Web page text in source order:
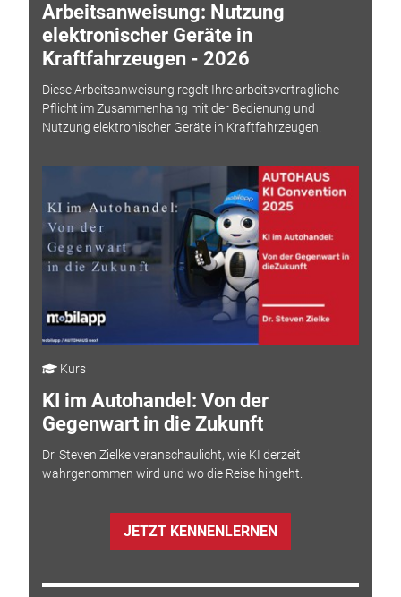
Arbeitsanweisung: Nutzung
elektronischer Geräte in
Kraftfahrzeugen - 2026
Diese Arbeitsanweisung regelt Ihre arbeitsvertragliche
Pflicht im Zusammenhang mit der Bedienung und
Nutzung elektronischer Geräte in Kraftfahrzeugen.
Kurs
KI im Autohandel: Von der
Gegenwart in die Zukunft
Dr. Steven Zielke veranschaulicht, wie KI derzeit
wahrgenommen wird und wo die Reise hingeht.
JETZT KENNENLERNEN